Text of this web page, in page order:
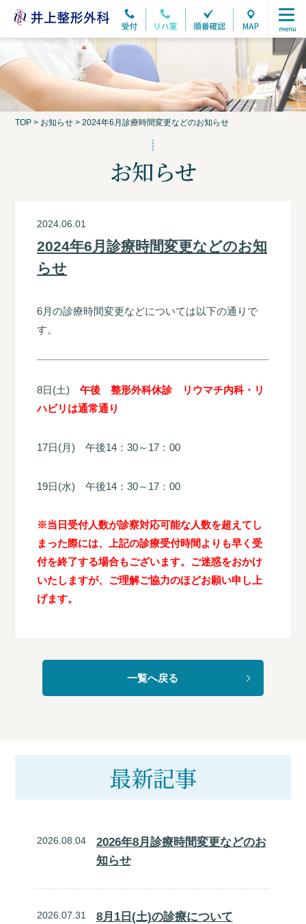
TOP> お知らせ> 2024年6月診療時間変更などのお知らせ
お知らせ
2024.06.01
2024年6月診療時間変更などのお知
らせ
6月の診療時間変更などについては以下の通りで
す。
8日(土)午後 整形外科休診 リウマチ内科・リ
ハビリは通常通り
17日(月) 午後14：30～17：00
19日(水) 午後14：30～17：00
※当日受付人数が診察対応可能な人数を超えてし
まった際には、上記の診療受付時間よりも早く受
付を終了する場合もございます。 ご迷惑をおかけ
いたしますが、ご理解ご協力のほどお願い申し上
げます。
一覧へ戻る
最新記事
2026.08.04
2026年8月診療時間変更などのお
知らせ
2026.07.31 8月1日(土)の診療について